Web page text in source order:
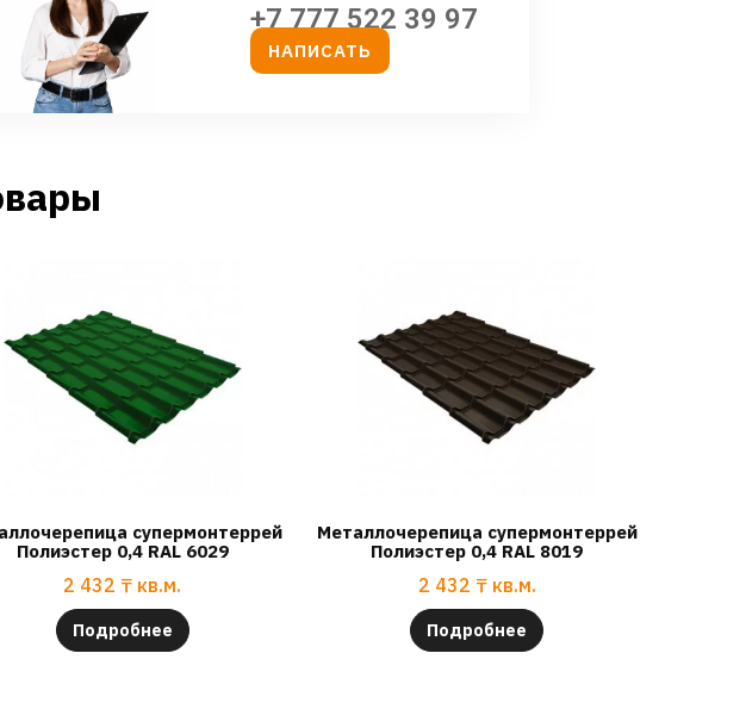
+7 777 522 39 97
НАПИСАТЬ
супермонтеррей
Полиэстер 0,4 RAL 6029
2 432 ₸ кв.м.
Подробнее
Металлочерепица супермонтеррей
Полиэстер 0,4 RAL 8019
2 432 ₸ кв.м.
Подробнее